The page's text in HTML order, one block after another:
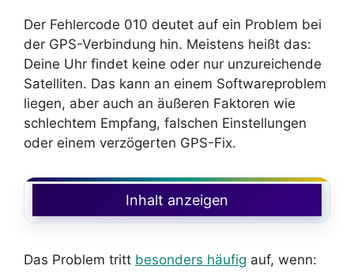
Der Fehlercode 010 deutet auf ein Problem bei
der GPS-Verbindung hin. Meistens heißt das:
Deine Uhr findet keine oder nur unzureichende
Satelliten. Das kann an einem Softwareproblem
liegen, aber auch an äußeren Faktoren wie
schlechtem Empfang, falschen Einstellungen
oder einem verzögerten GPS-Fix.
Inhalt anzeigen
Das Problem tritt besonders häufig auf, wenn: